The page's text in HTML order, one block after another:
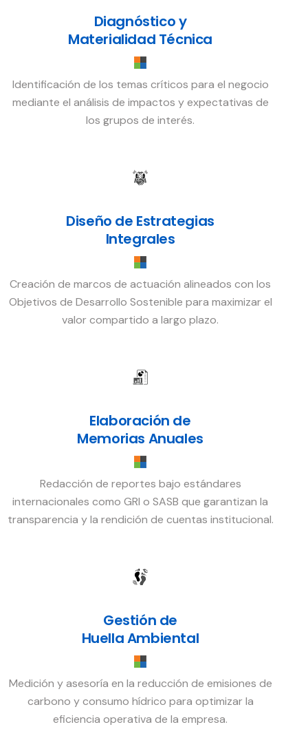
Diagnóstico y
Materialidad Técnica
Identificación de los temas críticos para el negocio
mediante el análisis de impactos y expectativas de
los grupos de interés.
Diseño de Estrategias
Integrales
Creación de marcos de actuación alineados con los
Objetivos de Desarrollo Sostenible para maximizar el
valor compartido a largo plazo.
Elaboración de
Memorias Anuales
Redacción de reportes bajo estándares
internacionales como GRI o SASB que garantizan la
transparencia y la rendición de cuentas institucional.
Gestión de
Huella Ambiental
Medición y asesoría en la reducción de emisiones de
carbono y consumo hídrico para optimizar la
eficiencia operativa de la empresa.